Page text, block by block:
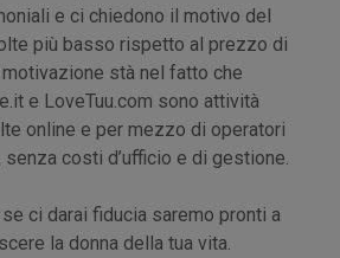
e ci chiedono il motivo del
più basso rispetto al prezzo di
stà nel fatto che
e LoveTuu.com sono attività
online e per mezzo di operatori
costi d’ufficio e di gestione.
ci darai fiducia saremo pronti a
la donna della tua vita.